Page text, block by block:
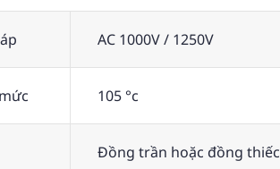
AC 1000V / 1250V
105 °c
Đồng trần hoặc đồng thiếc